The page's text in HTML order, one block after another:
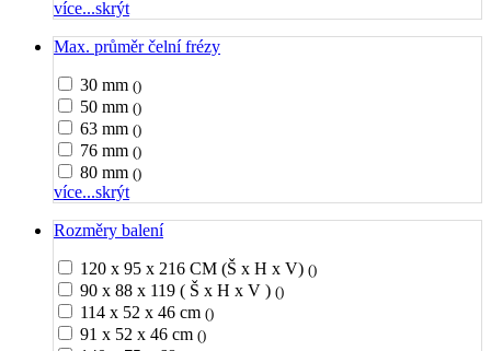
více...skrýt
Max. průměr čelní frézy
30 mm ()
50 mm ()
63 mm ()
76 mm ()
80 mm ()
více...skrýt
Rozměry balení
120 x 95 x 216 CM (Š x H x V) ()
90 x 88 x 119 ( Š x H x V ) ()
114 x 52 x 46 cm ()
91 x 52 x 46 cm ()